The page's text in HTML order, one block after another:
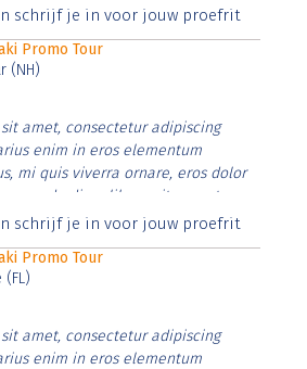
et justo cursus id rutrum lorem
schrijf je in voor jouw proefrit
Promo Tour
(NH)
amet, consectetur adipiscing
enim in eros elementum
mi quis viverra ornare, eros dolor
diam libero vitae erat.
et justo cursus id rutrum lorem
schrijf je in voor jouw proefrit
Promo Tour
(FL)
amet, consectetur adipiscing
enim in eros elementum